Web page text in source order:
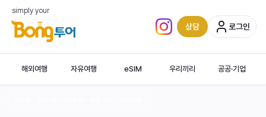
simply your
인스타그램 (새 탭)
상담 로그인
해외여행 자유여행 eSIM 우리끼리 공공·기업